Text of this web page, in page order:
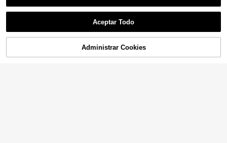
¡10% DE DESCUENTO! AÑADIR A LA BOLSA
Aceptar Todo
Administrar Cookies